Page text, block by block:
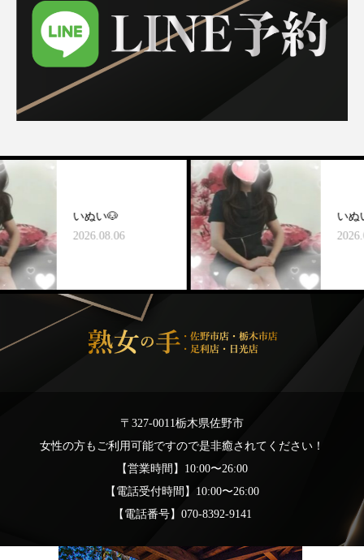
いぬい🐶
2026.08.06
いぬい🐶
2026.08.05
〒327-0011栃木県佐野市
女性の方もご利用可能ですので是非癒されてください！
【営業時間】10:00〜26:00
【電話受付時間】10:00〜26:00
【電話番号】070-8392-9141